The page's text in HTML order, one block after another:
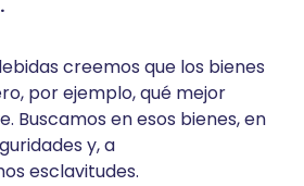
creemos que los bienes
por ejemplo, qué mejor
Buscamos en esos bienes, en
y, a
esclavitudes.